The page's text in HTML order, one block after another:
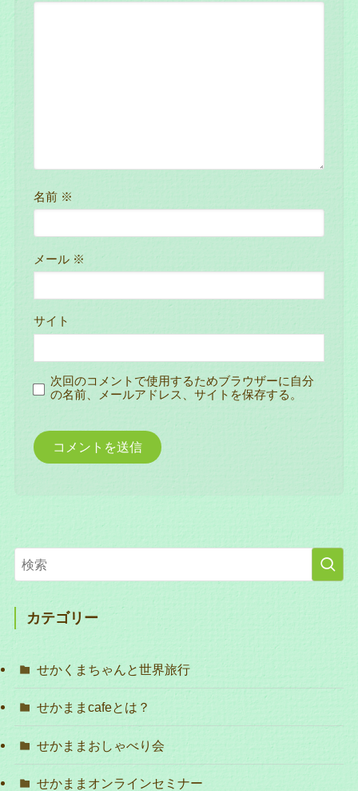
名前 ※
メール ※
サイト
次回のコメントで使用するためブラウザーに自分
の名前、メールアドレス、サイトを保存する。
カテゴリー
せかくまちゃんと世界旅行
せかままcafeとは？
せかままおしゃべり会
せかままオンラインセミナー